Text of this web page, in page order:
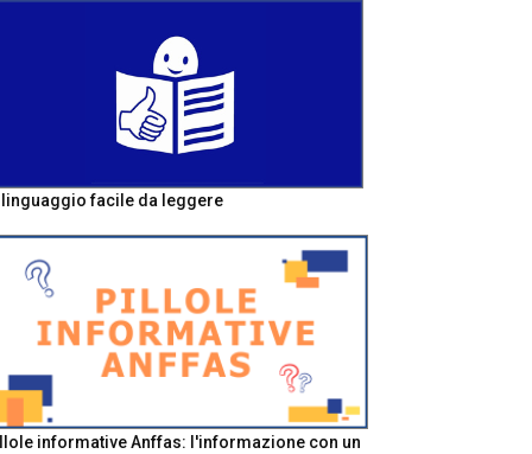
linguaggio facile da leggere
informative Anffas: l'informazione con un